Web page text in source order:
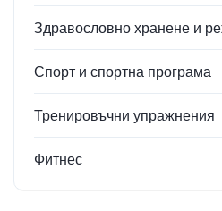
Здравословно хранене и
Спорт и спортна програма
Тренировъчни упражнения
Фитнес